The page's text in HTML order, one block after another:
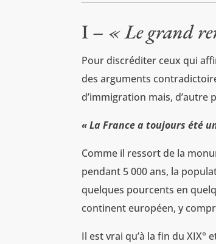
I – « Le grand
Pour discréditer ceux qui
des arguments
d’immigration mais,
« La France a toujours été
Comme il ressort de la
pendant 5 000 ans, la
quelques pourcents en
continent européen, y
Il est vrai qu’à la fin du XIX°